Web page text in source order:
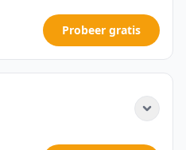
Probeer gratis